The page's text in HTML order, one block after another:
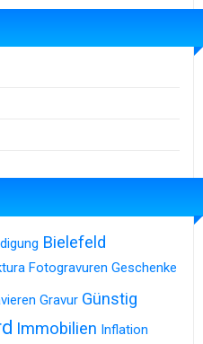
Bielefeld
Fotogravuren Geschenke
Gravur Günstig
Immobilien Inflation